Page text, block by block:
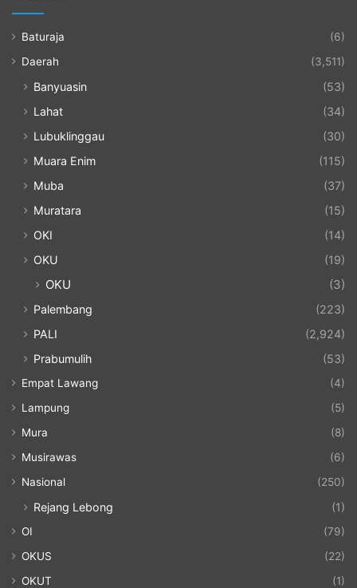
Baturaja
(6)
Daerah
(3,511)
Banyuasin
(53)
Lahat
(34)
Lubuklinggau
(30)
Muara Enim
(115)
Muba
(37)
Muratara
(15)
OKI
(14)
OKU
(19)
OKU (3)
Palembang
(223)
PALI
(2,924)
Prabumulih
(53)
Empat Lawang
(4)
Lampung
(5)
Mura
(8)
Musirawas
(6)
Nasional
(250)
Rejang Lebong (1)
OI
(79)
OKUS
(22)
OKUT
(1)